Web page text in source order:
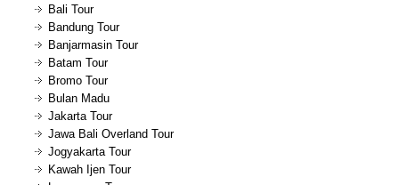
Bali Tour
Bandung Tour
Banjarmasin Tour
Batam Tour
Bromo Tour
Bulan Madu
Jakarta Tour
Jawa Bali Overland Tour
Jogyakarta Tour
Kawah Ijen Tour